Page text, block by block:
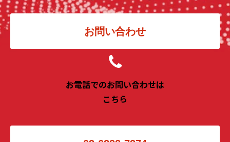
お問い合わせ
お電話でのお問い合わせは
こちら